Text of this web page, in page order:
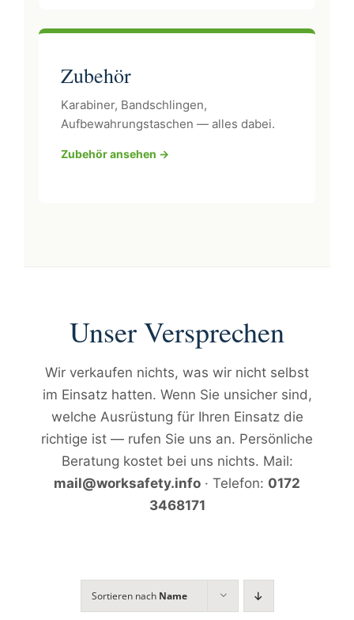
Zubehör
Karabiner, Bandschlingen,
Aufbewahrungstaschen — alles dabei.
Zubehör ansehen →
Unser Versprechen
Wir verkaufen nichts, was wir nicht selbst
im Einsatz hatten. Wenn Sie unsicher sind,
welche Ausrüstung für Ihren Einsatz die
richtige ist — rufen Sie uns an. Persönliche
Beratung kostet bei uns nichts. Mail:
mail@worksafety.info · Telefon: 0172
3468171
Sortieren nach Name